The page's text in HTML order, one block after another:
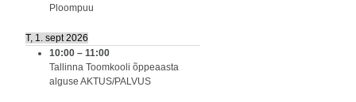
Ploompuu
T, 1. sept 2026
10:00 – 11:00
Tallinna Toomkooli õppeaasta
alguse AKTUS/PALVUS